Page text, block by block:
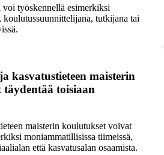
voi työskennellä esimerkiksi
koulutussuunnittelijana, tutkijana tai
kasvatustieteen maisterin
toisiaan
maisterin koulutukset voivat
moniammatillisissa tiimeissä,
että kasvatusalan osaamista.